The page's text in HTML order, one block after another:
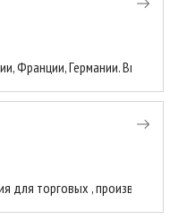
Франции, Германии.
для торговых ,